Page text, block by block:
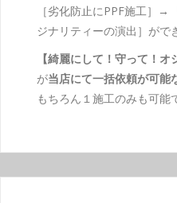
［劣化防止にPPF施工］→
ジナリティーの演出］がで
【綺麗にして！守って！オ
が当店にて一括依頼が可能
もちろん１施工のみも可能